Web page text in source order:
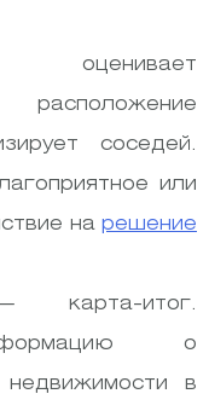
соседей.
или
на решение
итог.
о
недвижимости в